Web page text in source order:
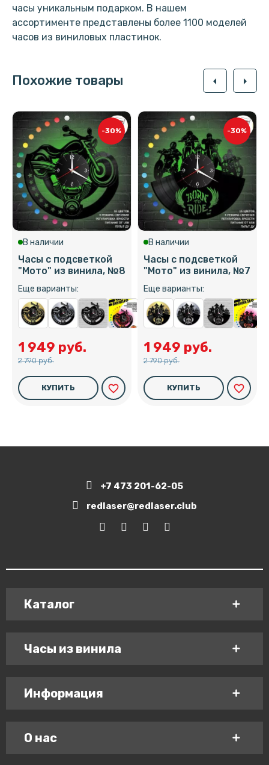
часы уникальным подарком. В нашем
ассортименте представлены более 1100 моделей
часов из виниловых пластинок.
Похожие товары arrow_left arrow_right
-30%
В наличии
Часы с подсветкой
"Мото" из винила, №8
Еще варианты:
1 949 руб.
2 790 руб.
КУПИТЬ favorite_border
-30%
В наличии
Часы с подсветкой
"Мото" из винила, №7
Еще варианты:
1 949 руб.
2 790 руб.
КУПИТЬ favorite_border
+7 473 201-62-05
redlaser@redlaser.club
Каталог
Часы из винила
Информация
О нас